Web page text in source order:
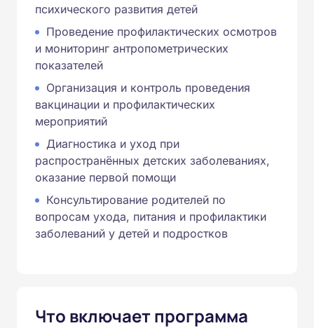
психического развития детей
Проведение профилактических осмотров
и мониторинг антропометрических
показателей
Организация и контроль проведения
вакцинации и профилактических
мероприятий
Диагностика и уход при
распространённых детских заболеваниях,
оказание первой помощи
Консультирование родителей по
вопросам ухода, питания и профилактики
заболеваний у детей и подростков
Что включает программа